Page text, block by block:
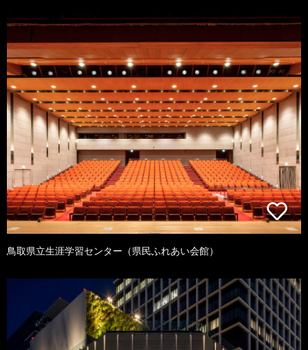
鳥取県立生涯学習センター（県民ふれあい会館）